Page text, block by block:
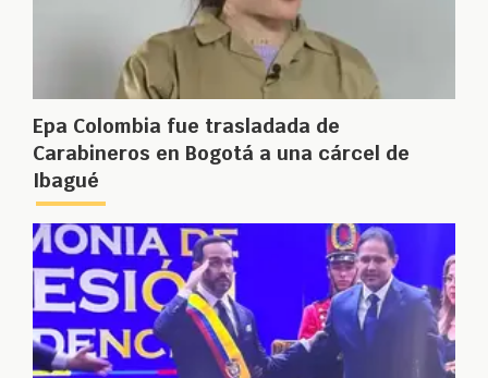
Epa Colombia fue trasladada de
Carabineros en Bogotá a una cárcel de
Ibagué